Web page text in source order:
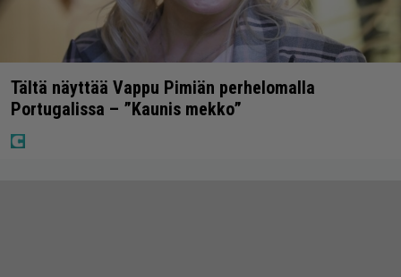
Tältä näyttää Vappu Pimiän perhelomalla
Portugalissa – ”Kaunis mekko”